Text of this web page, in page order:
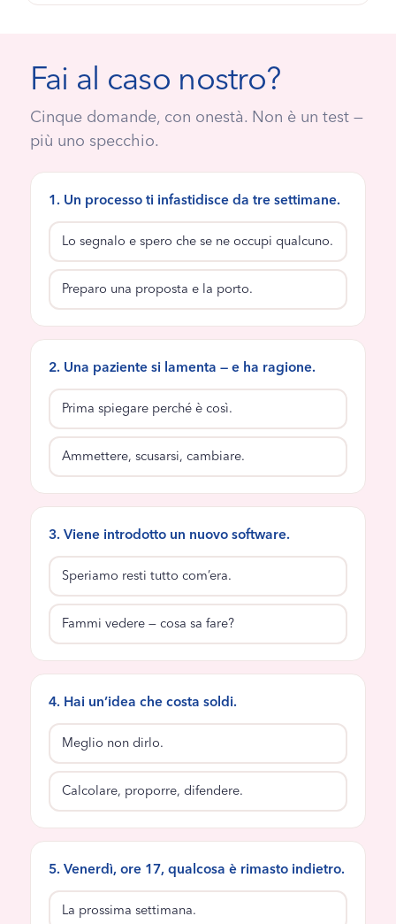
Fai al caso nostro?
Cinque domande, con onestà. Non è un test —
più uno specchio.
1. Un processo ti infastidisce da tre settimane.
Lo segnalo e spero che se ne occupi qualcuno.
Preparo una proposta e la porto.
2. Una paziente si lamenta — e ha ragione.
Prima spiegare perché è così.
Ammettere, scusarsi, cambiare.
3. Viene introdotto un nuovo software.
Speriamo resti tutto com’era.
Fammi vedere — cosa sa fare?
4. Hai un’idea che costa soldi.
Meglio non dirlo.
Calcolare, proporre, difendere.
5. Venerdì, ore 17, qualcosa è rimasto indietro.
La prossima settimana.